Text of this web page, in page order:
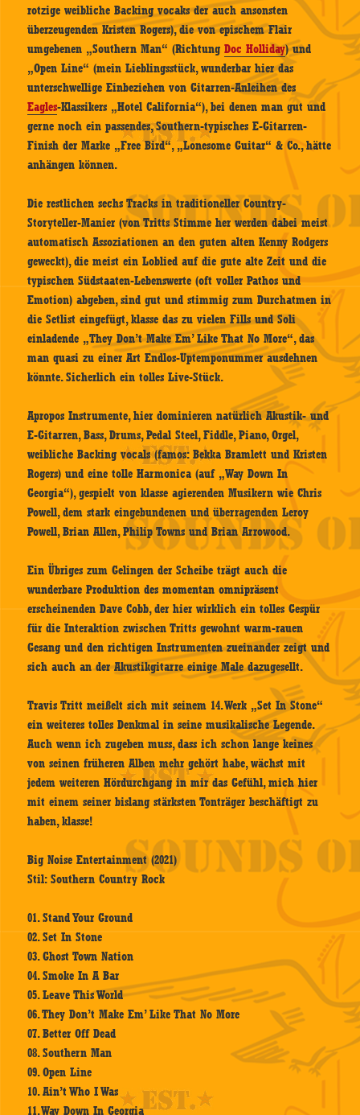
rotzige weibliche Backing vocaks der auch ansonsten
überzeugenden Kristen Rogers), die von epischem Flair
umgebenen „Southern Man“ (RichtungDoc Holliday) und
„Open Line“ (mein Lieblingsstück, wunderbar hier das
unterschwellige Einbeziehen von Gitarren-Anleihen des
Eagles-Klassikers „Hotel California“), bei denen man gut und
gerne noch ein passendes, Southern-typisches E-Gitarren-
Finish der Marke „Free Bird“, „Lonesome Guitar“ & Co., hätte
anhängen können.
Die restlichen sechs Tracks in traditioneller Country-
Storyteller-Manier (von Tritts Stimme her werden dabei meist
automatisch Assoziationen an den guten alten Kenny Rodgers
geweckt), die meist ein Loblied auf die gute alte Zeit und die
typischen Südstaaten-Lebenswerte (oft voller Pathos und
Emotion) abgeben, sind gut und stimmig zum Durchatmen in
die Setlist eingefügt, klasse das zu vielen Fills und Soli
einladende „They Don’t Make Em’ Like That No More“, das
man quasi zu einer Art Endlos-Uptemponummer ausdehnen
könnte. Sicherlich ein tolles Live-Stück.
Apropos Instrumente, hier dominieren natürlich Akustik- und
E-Gitarren, Bass, Drums, Pedal Steel, Fiddle, Piano, Orgel,
weibliche Backing vocals (famos: Bekka Bramlett und Kristen
Rogers) und eine tolle Harmonica (auf „Way Down In
Georgia“), gespielt von klasse agierenden Musikern wie Chris
Powell, dem stark eingebundenen und überragenden Leroy
Powell, Brian Allen, Philip Towns und Brian Arrowood.
Ein Übriges zum Gelingen der Scheibe trägt auch die
wunderbare Produktion des momentan omnipräsent
erscheinenden Dave Cobb, der hier wirklich ein tolles Gespür
für die Interaktion zwischen Tritts gewohnt warm-rauen
Gesang und den richtigen Instrumenten zueinander zeigt und
sich auch an der Akustikgitarre einige Male dazugesellt.
Travis Tritt meißelt sich mit seinem 14. Werk „Set In Stone“
ein weiteres tolles Denkmal in seine musikalische Legende.
Auch wenn ich zugeben muss, dass ich schon lange keines
von seinen früheren Alben mehr gehört habe, wächst mit
jedem weiteren Hördurchgang in mir das Gefühl, mich hier
mit einem seiner bislang stärksten Tonträger beschäftigt zu
haben, klasse!
Big Noise Entertainment (2021)
Stil: Southern Country Rock
01. Stand Your Ground
02. Set In Stone
03. Ghost Town Nation
04. Smoke In A Bar
05. Leave This World
06. They Don’t Make Em’ Like That No More
07. Better Off Dead
08. Southern Man
09. Open Line
10. Ain’t Who I Was
11. Way Down In Georgia